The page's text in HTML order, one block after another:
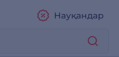
Науқандар